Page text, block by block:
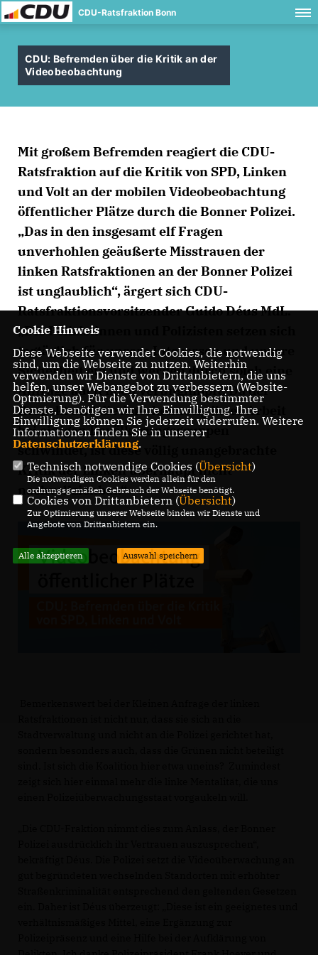
CDU-Ratsfraktion Bonn
CDU: Befremden über die Kritik an der
Videobeobachtung
Mit großem Befremden reagiert die CDU-
Ratsfraktion auf die Kritik von SPD, Linken
und Volt an der mobilen Videobeobachtung
öffentlicher Plätze durch die Bonner Polizei.
Das in den insgesamt elf Fragen
unverhohlen geäußerte Misstrauen der
linken Ratsfraktionen an der Bonner Polizei
ist unglaublich“, ärgert sich CDU-
Ratsfraktionsvorsitzender Guido Déus MdL.
Die Polizistinnen und Polizisten setzen sich
tagtäglich für unsere Interessen und unsere
Sicherheit ein und werden durch solch eine
Anfrage auch noch verunglimpft. Da der
Respekt und die Anerkennung ihrer Arbeit
bei einigen Bevölkerungsgruppen
schwindet, ist diese völlig unangebrachte
Kritik der Linken überhaupt nicht
nachvollziehbar.“
Cookie Hinweis
Diese Webseite verwendet Cookies, die notwendig
sind, um die Webseite zu nutzen. Weiterhin
verwenden wir Dienste von Drittanbietern, die uns
helfen, unser Webangebot zu verbessern (Website-
Optmierung). Für die Verwendung bestimmter
Dienste, benötigen wir Ihre Einwilligung. Ihre
Einwilligung können Sie jederzeit widerrufen. Weitere
Informationen finden Sie in unserer
Datenschutzerklärung.
Technisch notwendige Cookies (Übersicht)
Die notwendigen Cookies werden allein für den
ordnungsgemäßen Gebrauch der Webseite benötigt.
Cookies von Drittanbietern (Übersicht)
Zur Optimierung unserer Webseite binden wir Dienste und
Angebote von Drittanbietern ein.
Alle akzeptieren Auswahl speichern